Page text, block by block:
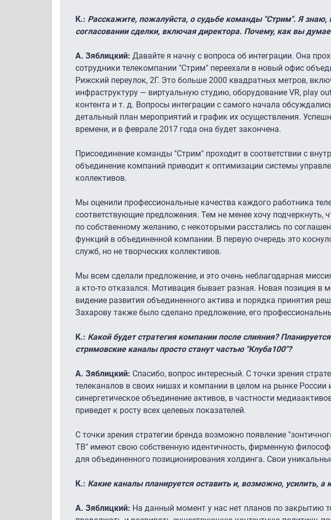
К.: Расскажите, пожалуйста, о судьбе команды "Стрим". Я
согласовании сделки, включая директора. Почему, как вы
А. Зяблицкий: Давайте я начну с вопроса об интеграции. Она
сотрудники телекомпании "Стрим" переехали в новый офис
Рижский переулок, 2Г. Это больше 2000 квадратных метров,
инфраструктуру — виртуальную студию, оборудование VR, play
контента и т. д. Вопросы интеграции с самого начала
детальный план мероприятий и график их осуществления.
времени, и в феврале 2017 года она будет закончена.
Присоединение команды "Стрим" проходит в соответствии с
объединение компаний приводит к оптимизации системы
коллективов.
Мы оценили профессиональные качества каждого работника
соответствующие предложения. Тем не менее хочу подчеркнуть,
по собственному желанию, с некоторыми расстались по
функций в объединенной компании. В первую очередь это
служб, но не творческих коллективов.
Мы всем сделали предложение, и это очень неблагодарная
а кто-то отказался. Мотивация бывает разная. Новая позиция
видение развития объединенного актива и порядка принятия
Захарову также было сделано предложение, его
К.: Какой будет стратегия компании после слияния?
стримовские каналы просто станут частью "Клуба100"?
А. Зяблицкий: Спасибо, вопрос интересный. С точки зрения
телеканалов в своих нишах и компании в целом на рынке
синергетическое объединение активов, в частности
приведет к росту всех целевых показателей.
С точки зрения стратегии бренда возможно появление
ТВ" имеют свою собственную идентичность, фирменную
для объединенного позиционирования холдинга. Свои
К.: Какие каналы планируется оставить и, возможно, усилить, а
А. Зяблицкий: На данный момент у нас нет планов по закрытию